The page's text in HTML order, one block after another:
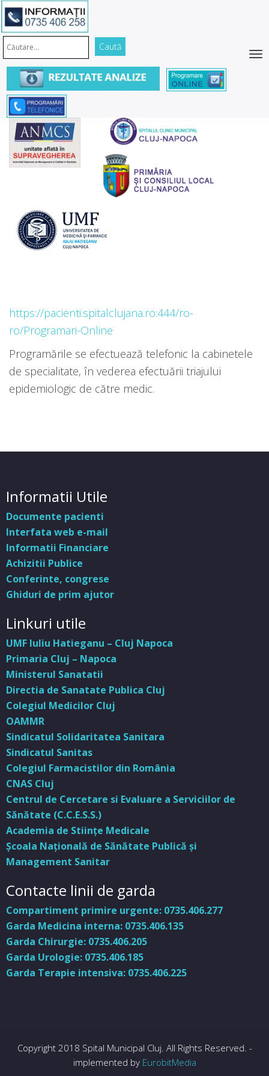
https://pacienti.spitalclujana.ro:444/ro-
ro/Programari-Online
Programările se efectuează telefonic la cabinetele
de specialitate, în vederea efectuării triajului
epidemiologic de către medic.
Informatii Utile
Documente pacienti
Interfata web e-mail
Informatii Financiare
Achizitii Publice
Conferinte, congrese
Ghiduri de prim ajutor
Linkuri utile
UMF Iuliu Hatieganu – Cluj Napoca
Primaria Cluj – Napoca
Ministerul Sanatatii
Directia de Sanatate Publica Cluj
Colegiul Medicilor Cluj
OAMMR
Sindicatul Solidaritatea Sanitara
Sindicatul Sanitas
Colegiul Farmacistilor din România
CNAS Cluj
Centrul de Cercetare si Evaluare a Serviciilor de
Sănătate (C.C.E.S.S.)
Academia de Stiinţe Medicale
Şcoala Naţională de Sănătate Publică şi
Management Sanitar
Contacte linii de garda
Compartiment primire urgente: 0735.406.277
Garda Medicina interna: 0735.406.135
Garda Chirurgie: 0735.406.205
Garda Urologie: 0735.406.185
Garda Terapie intensiva: 0735.406.225
Copyright 2018 Spital Municipal Cluj. All Rights Reserved. -
implemented by EurobitMedia